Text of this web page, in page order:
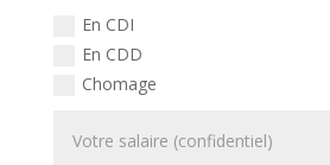
En CDI
En CDD
Chomage